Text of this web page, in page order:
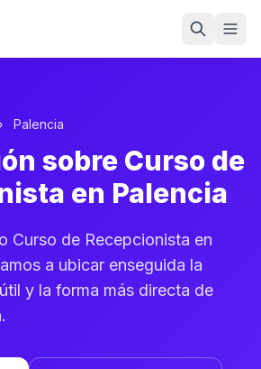
de Tecni Estudio
Palencia
sobre Curso de
en Palencia
Curso de Recepcionista en
a ubicar enseguida la
y la forma más directa de